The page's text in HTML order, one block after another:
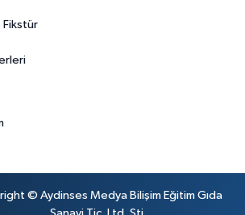
Fikstür
© Aydinses Medya Bilişim Eğitim Gıda